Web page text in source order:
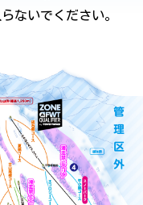
ないでください。